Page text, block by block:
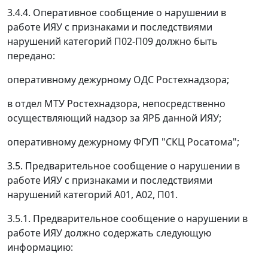
3.4.4. Оперативное сообщение о нарушении в
работе ИЯУ с признаками и последствиями
нарушений категорий П02-П09 должно быть
передано:
оперативному дежурному ОДС Ростехнадзора;
в отдел МТУ Ростехнадзора, непосредственно
осуществляющий надзор за ЯРБ данной ИЯУ;
оперативному дежурному ФГУП "СКЦ Росатома";
3.5. Предварительное сообщение о нарушении в
работе ИЯУ с признаками и последствиями
нарушений категорий А01, А02, П01.
3.5.1. Предварительное сообщение о нарушении в
работе ИЯУ должно содержать следующую
информацию: